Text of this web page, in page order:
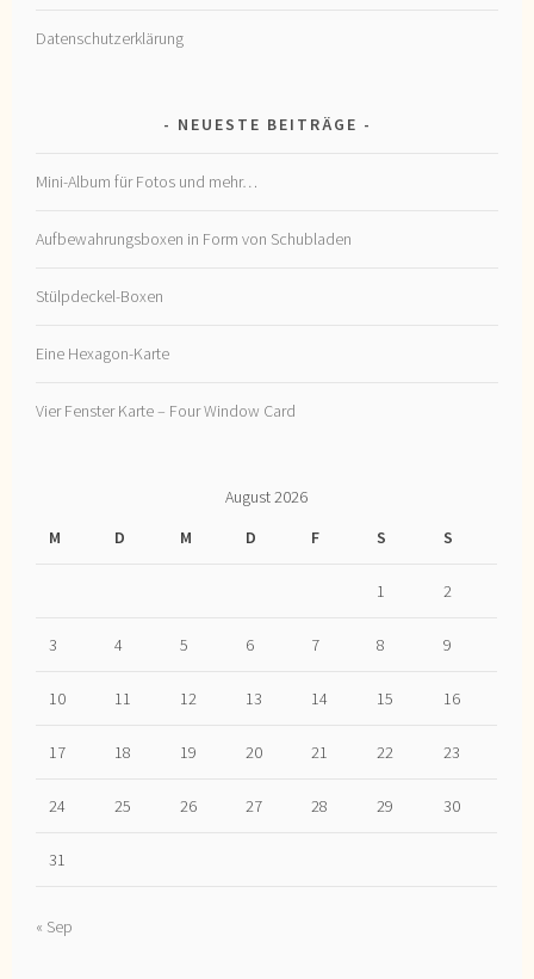
Datenschutzerklärung
NEUESTE BEITRÄGE
Mini-Album für Fotos und mehr…
Aufbewahrungsboxen in Form von Schubladen
Stülpdeckel-Boxen
Eine Hexagon-Karte
Vier Fenster Karte – Four Window Card
August 2026
M
D M D F S S
1 2
3 4 5 6 7 8 9
10 11 12 13 14 15 16
17 18 19 20 21 22 23
24 25 26 27 28 29 30
31
« Sep